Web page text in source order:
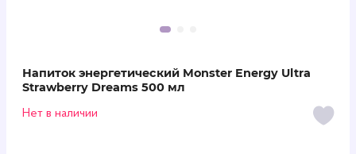
Напиток энергетический Monster Energy Ultra
Strawberry Dreams 500 мл
Нет в наличии